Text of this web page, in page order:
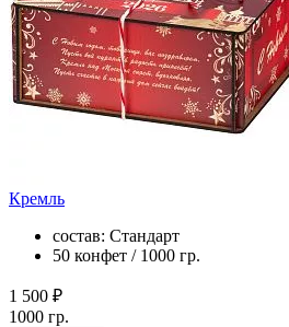
Кремль
состав: Стандарт
50 конфет / 1000 гр.
1 500 ₽
1000 гр.